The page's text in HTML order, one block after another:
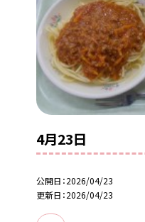
4月23日
公開日 2026/04/23
更新日 2026/04/23